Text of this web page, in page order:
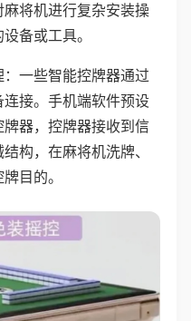
将机进行复杂安装操
备或工具。
一些智能控牌器通过
接。手机端软件预设
器，控牌器接收到信
构，在麻将机洗牌、
目的。